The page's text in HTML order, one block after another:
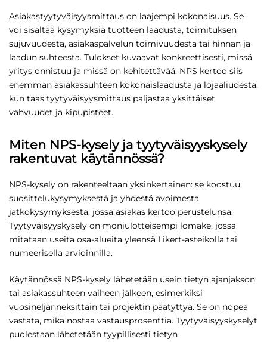
Asiakastyytyväisyysmittaus on laajempi kokonaisuus. Se
voi sisältää kysymyksiä tuotteen laadusta, toimituksen
sujuvuudesta, asiakaspalvelun toimivuudesta tai hinnan ja
laadun suhteesta. Tulokset kuvaavat konkreettisesti, missä
yritys onnistuu ja missä on kehitettävää. NPS kertoo siis
enemmän asiakassuhteen kokonaislaadusta ja lojaaliudesta,
kun taas tyytyväisyysmittaus paljastaa yksittäiset
vahvuudet ja kipupisteet.
Miten NPS-kysely ja tyytyväisyyskysely
rakentuvat käytännössä?
NPS-kysely on rakenteeltaan yksinkertainen: se koostuu
suosittelukysymyksestä ja yhdestä avoimesta
jatkokysymyksestä, jossa asiakas kertoo perustelunsa.
Tyytyväisyyskysely on moniulotteisempi lomake, jossa
mitataan useita osa-alueita yleensä Likert-asteikolla tai
numeerisella arvioinnilla.
Käytännössä NPS-kysely lähetetään usein tietyn ajanjakson
tai asiakassuhteen vaiheen jälkeen, esimerkiksi
vuosineljänneksittäin tai projektin päätyttyä. Se on nopea
vastata, mikä nostaa vastausprosenttia. Tyytyväisyyskyselyt
puolestaan lähetetään tyypillisesti tietyn